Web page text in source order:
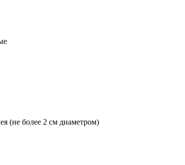
(не более 2 см диаметром)